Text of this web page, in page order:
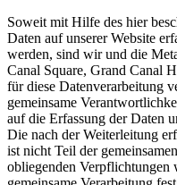
Soweit mit Hilfe des hier
Daten auf unserer Website
werden, sind wir und die
Canal Square, Grand Canal
für diese Datenverarbeitung
gemeinsame
auf die Erfassung der Daten
Die nach der Weiterleitung
ist nicht Teil der
obliegenden Verpflichtungen